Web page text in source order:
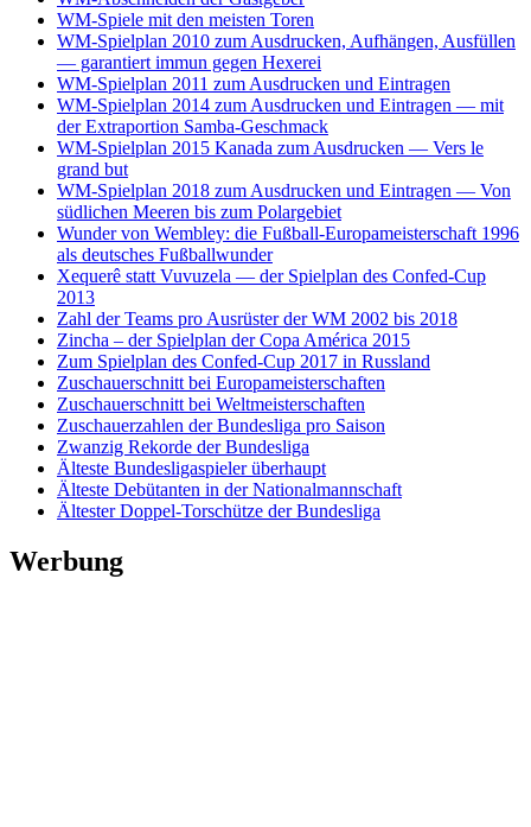
WM-Spiele mit den meisten Toren
WM-Spielplan 2010 zum Ausdrucken, Aufhängen, Ausfüllen
— garantiert immun gegen Hexerei
WM-Spielplan 2011 zum Ausdrucken und Eintragen
WM-Spielplan 2014 zum Ausdrucken und Eintragen — mit
der Extraportion Samba-Geschmack
WM-Spielplan 2015 Kanada zum Ausdrucken — Vers le
grand but
WM-Spielplan 2018 zum Ausdrucken und Eintragen — Von
südlichen Meeren bis zum Polargebiet
Wunder von Wembley: die Fußball-Europameisterschaft 1996
als deutsches Fußballwunder
Xequerê statt Vuvuzela — der Spielplan des Confed-Cup
2013
Zahl der Teams pro Ausrüster der WM 2002 bis 2018
Zincha – der Spielplan der Copa América 2015
Zum Spielplan des Confed-Cup 2017 in Russland
Zuschauerschnitt bei Europameisterschaften
Zuschauerschnitt bei Weltmeisterschaften
Zuschauerzahlen der Bundesliga pro Saison
Zwanzig Rekorde der Bundesliga
Älteste Bundesligaspieler überhaupt
Älteste Debütanten in der Nationalmannschaft
Ältester Doppel-Torschütze der Bundesliga
Werbung